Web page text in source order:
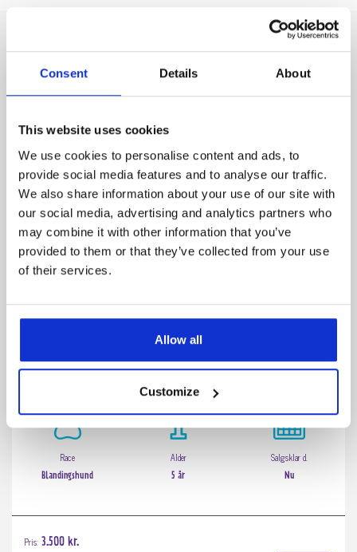
Consent Details About
This website uses cookies
We use cookies to personalise content and ads, to
provide social media features and to analyse our traffic.
We also share information about your use of our site with
our social media, advertising and analytics partners who
may combine it with other information that you’ve
provided to them or that they’ve collected from your use
of their services.
Allow all
Customize
Relaterede annoncer
6000 Kolding
Skønne Callie søger 4ever familie 🩷
Race
Blandingshund
Alder
5 år
Salgsklar d.
Nu
Pris: 3.500 kr.